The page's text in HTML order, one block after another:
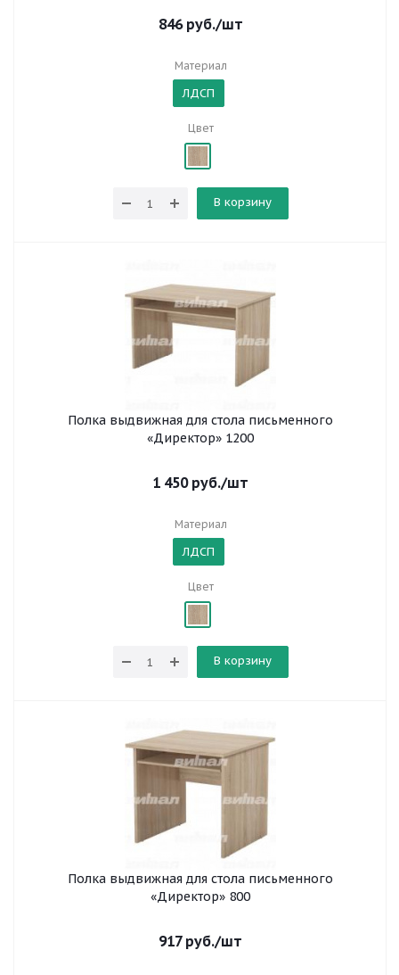
846руб./шт
Материал
ЛДСП
Цвет
В корзину
Полка выдвижная для стола письменного
«Директор» 1200
1 450руб./шт
Материал
ЛДСП
Цвет
В корзину
Полка выдвижная для стола письменного
«Директор» 800
917руб./шт